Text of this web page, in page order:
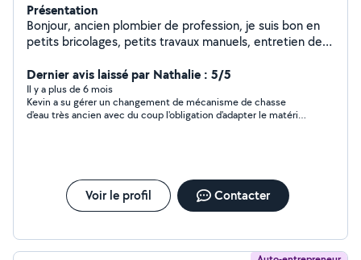
Présentation
Bonjour, ancien plombier de profession, je suis bon en
petits bricolages, petits travaux manuels, entretien des
Dernier avis laissé par Nathalie : 5/5
Il y a plus de 6 mois
Kevin a su gérer un changement de mécanisme de chasse
d'eau très ancien avec du coup l'obligation d'adapter le matériel
Voir le profil Contacter